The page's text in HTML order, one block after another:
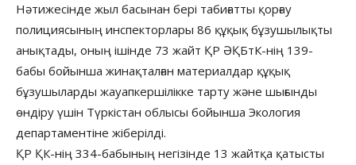
Нәтижесінде жыл басынан бері табиғатты қорғау
полициясының инспекторлары 86 құқық бұзушылықты
анықтады, оның ішінде 73 жайт ҚР ӘҚБтК-нің 139-
бабы бойынша жинақталған материалдар құқық
бұзушыларды жауапкершілікке тарту және шығынды
өндіру үшін Түркістан облысы бойынша Экология
департаментіне жіберілді.
ҚР ҚК-нің 334-бабының негізінде 13 жайтқа қатысты